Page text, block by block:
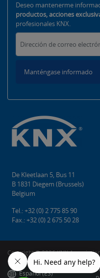
Deseo mantenerme
productos, acciones
profesionales KNX.
Manténgase informado
De Kleetlaan 5, Bus 11
B 1831 Diegem (Brussels)
Belgium
Tel.: +32 (0) 2 775 85 90
Fax.: +32 (0) 2 675 50 28
Copyright ©️ 2026 KNX
Español (ES)